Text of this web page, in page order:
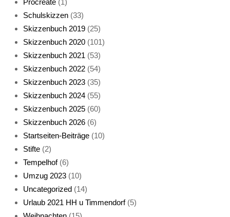
Katze sturmerprobt
Procreate (1)
Schulskizzen (33)
Skizzenbuch 2019 (25)
Skizzenbuch 2020 (101)
Skizzenbuch 2021 (53)
Skizzenbuch 2022 (54)
Skizzenbuch 2023 (35)
Skizzenbuch 2024 (55)
Skizzenbuch 2025 (60)
Skizzenbuch 2026 (6)
Startseiten-Beiträge (10)
Stifte (2)
Tempelhof(6)
Umzug 2023 (10)
Uncategorized (14)
Urlaub 2021 HH u Timmendorf(5)